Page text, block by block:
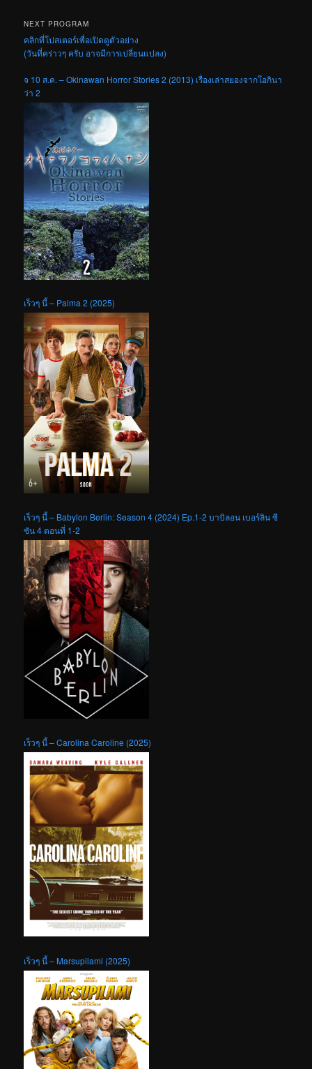
NEXT PROGRAM
คลิกที่โปสเตอร์เพื่อเปิดดูตัวอย่าง
(วันที่คร่าวๆ ครับ อาจมีการเปลี่ยนแปลง)
จ 10 ส.ค. – Okinawan Horror Stories 2 (2013) เรื่องเล่าสยองจากโอกินา
ว่า 2
เร็วๆ นี้ – Palma 2 (2025)
เร็วๆ นี้ – Babylon Berlin: Season 4 (2024) Ep.1-2 บาบิลอน เบอร์ลิน ซี
ซัน 4 ตอนที่ 1-2
เร็วๆ นี้ – Carolina Caroline (2025)
เร็วๆ นี้ – Marsupilami (2025)